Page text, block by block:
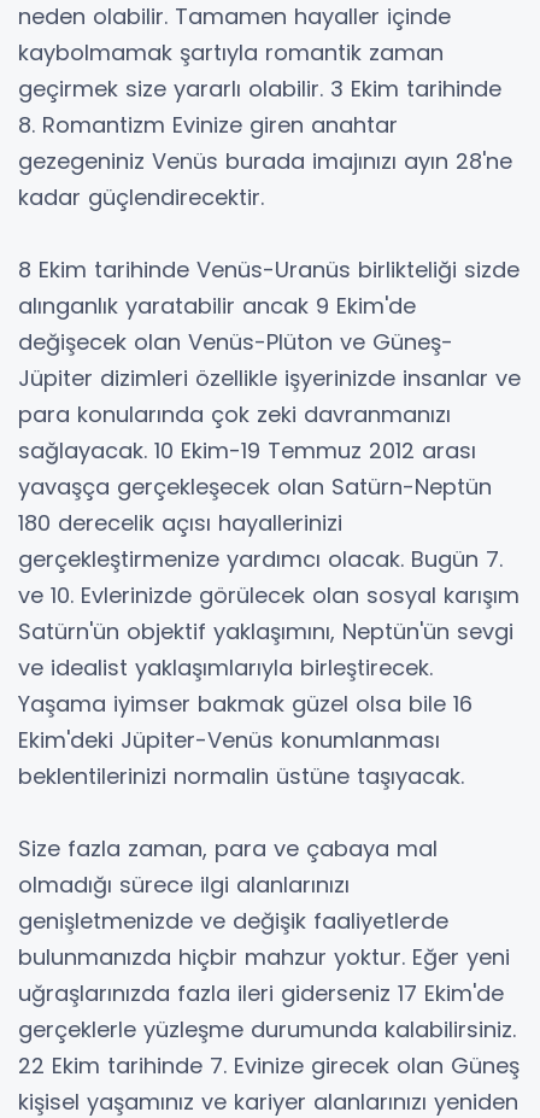
neden olabilir. Tamamen hayaller içinde
kaybolmamak şartıyla romantik zaman
geçirmek size yararlı olabilir. 3 Ekim tarihinde
8. Romantizm Evinize giren anahtar
gezegeniniz Venüs burada imajınızı ayın 28'ne
kadar güçlendirecektir.
8 Ekim tarihinde Venüs-Uranüs birlikteliği sizde
alınganlık yaratabilir ancak 9 Ekim'de
değişecek olan Venüs-Plüton ve Güneş-
Jüpiter dizimleri özellikle işyerinizde insanlar ve
para konularında çok zeki davranmanızı
sağlayacak. 10 Ekim-19 Temmuz 2012 arası
yavaşça gerçekleşecek olan Satürn-Neptün
180 derecelik açısı hayallerinizi
gerçekleştirmenize yardımcı olacak. Bugün 7.
ve 10. Evlerinizde görülecek olan sosyal karışım
Satürn'ün objektif yaklaşımını, Neptün'ün sevgi
ve idealist yaklaşımlarıyla birleştirecek.
Yaşama iyimser bakmak güzel olsa bile 16
Ekim'deki Jüpiter-Venüs konumlanması
beklentilerinizi normalin üstüne taşıyacak.
Size fazla zaman, para ve çabaya mal
olmadığı sürece ilgi alanlarınızı
genişletmenizde ve değişik faaliyetlerde
bulunmanızda hiçbir mahzur yoktur. Eğer yeni
uğraşlarınızda fazla ileri giderseniz 17 Ekim'de
gerçeklerle yüzleşme durumunda kalabilirsiniz.
22 Ekim tarihinde 7. Evinize girecek olan Güneş
kişisel yaşamınız ve kariyer alanlarınızı yeniden